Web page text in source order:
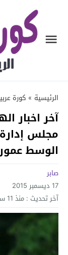
الرئيسية » كورة
آخر اخبار
مجلس
الوسط
صابر
17 ديسمبر 2015
آخر تحديث : منذ 11 سنة